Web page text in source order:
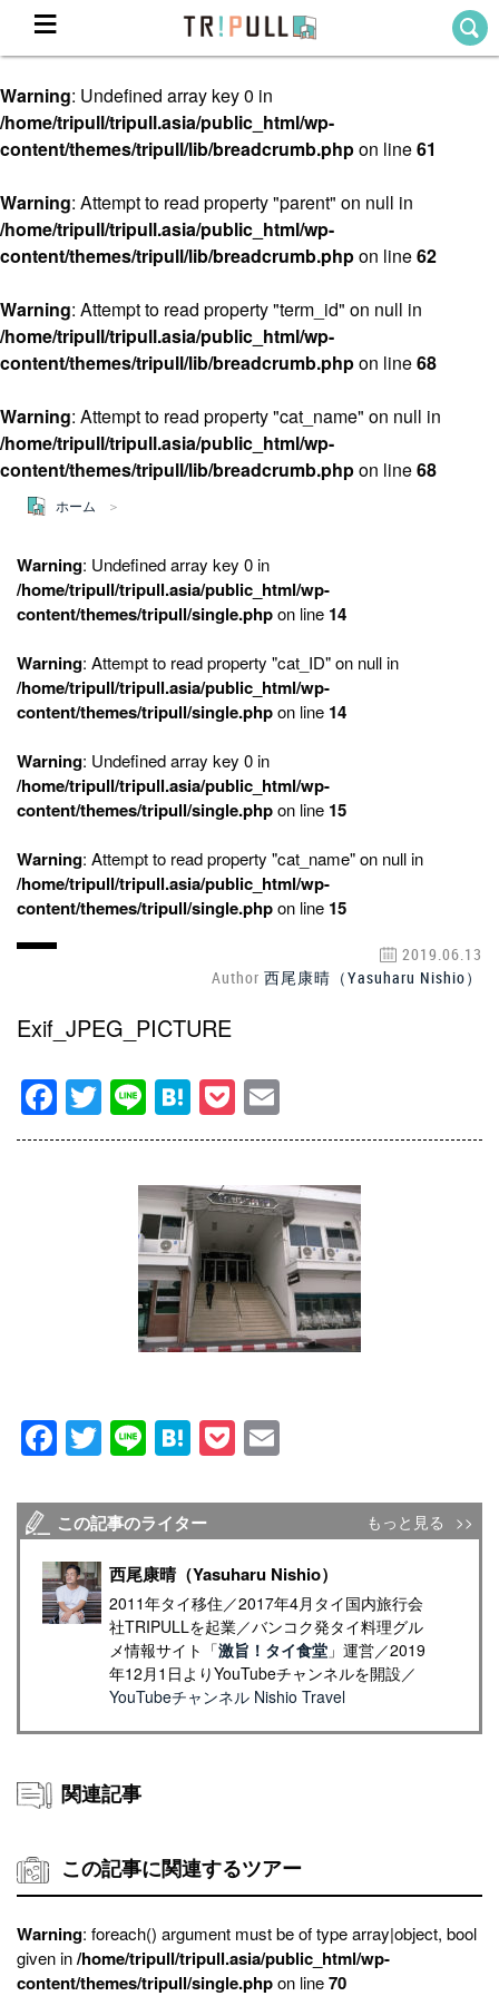
ホーム
Theme
テーマから探す
TRIPULLブログ
About
私たちについて
Warning: Undefined array key 0 in
/home/tripull/tripull.asia/public_html/wp-
content/themes/tripull/lib/breadcrumb.phpon line61
Warning: Attempt to read property "parent" on null in
/home/tripull/tripull.asia/public_html/wp-
content/themes/tripull/lib/breadcrumb.phpon line62
Warning: Attempt to read property "term_id" on null in
/home/tripull/tripull.asia/public_html/wp-
content/themes/tripull/lib/breadcrumb.phpon line68
Warning: Attempt to read property "cat_name" on null in
/home/tripull/tripull.asia/public_html/wp-
content/themes/tripull/lib/breadcrumb.phpon line68
ホーム
Warning: Undefined array key 0 in
/home/tripull/tripull.asia/public_html/wp-
content/themes/tripull/single.phpon line 14
Warning: Attempt to read property "cat_ID" on null in
/home/tripull/tripull.asia/public_html/wp-
content/themes/tripull/single.phpon line 14
Warning: Undefined array key 0 in
/home/tripull/tripull.asia/public_html/wp-
content/themes/tripull/single.phpon line 15
Warning: Attempt to read property "cat_name" on null in
/home/tripull/tripull.asia/public_html/wp-
content/themes/tripull/single.phpon line 15
2019.06.13
Author 西尾康晴（Yasuharu Nishio）
Exif_JPEG_PICTURE
Facebook
Twitter
LineHatenaPocket
Facebook
Twitter
LineHatenaPocket
この記事のライター もっと見る
西尾康晴（Yasuharu Nishio）
2011年タイ移住／2017年4月タイ国内旅行会
社TRIPULLを起業／バンコク発タイ料理グル
メ情報サイト「激旨！タイ食堂」運営／2019
年12月1日よりYouTubeチャンネルを開設／
YouTubeチャンネル Nishio Travel
関連記事
この記事に関連するツアー
Warning: foreach() argument must be of type array|object, bool
given in/home/tripull/tripull.asia/public_html/wp-
content/themes/tripull/single.phpon line70